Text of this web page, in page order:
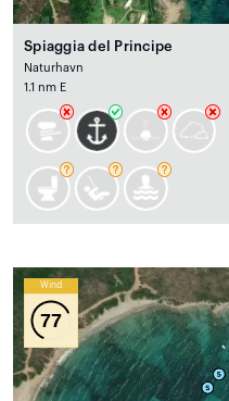
Spiaggia del Principe
Naturhavn
1.1 nm E
Wind
77